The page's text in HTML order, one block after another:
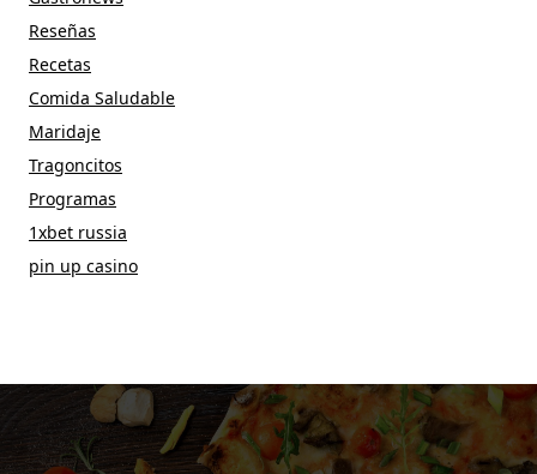
Reseñas
Recetas
Comida Saludable
Maridaje
Tragoncitos
Programas
1xbet russia
pin up casino